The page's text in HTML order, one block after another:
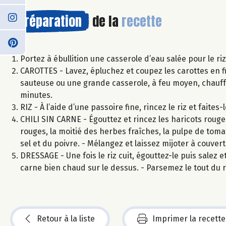
Préparation de la recette
Portez à ébullition une casserole d’eau salée pour le
CAROTTES - Lavez, épluchez et coupez les carottes
sauteuse ou une grande casserole, à feu moyen,
minutes.
RIZ - À l’aide d’une passoire fine, rincez le riz et
CHILI SIN CARNE - Égouttez et rincez les haricots
rouges, la moitié des herbes fraîches, la pulpe de
sel et du poivre. - Mélangez et laissez mijoter à
DRESSAGE - Une fois le riz cuit, égouttez-le puis
carne bien chaud sur le dessus. - Parsemez le tout
Retour à la liste Imprimer la recette